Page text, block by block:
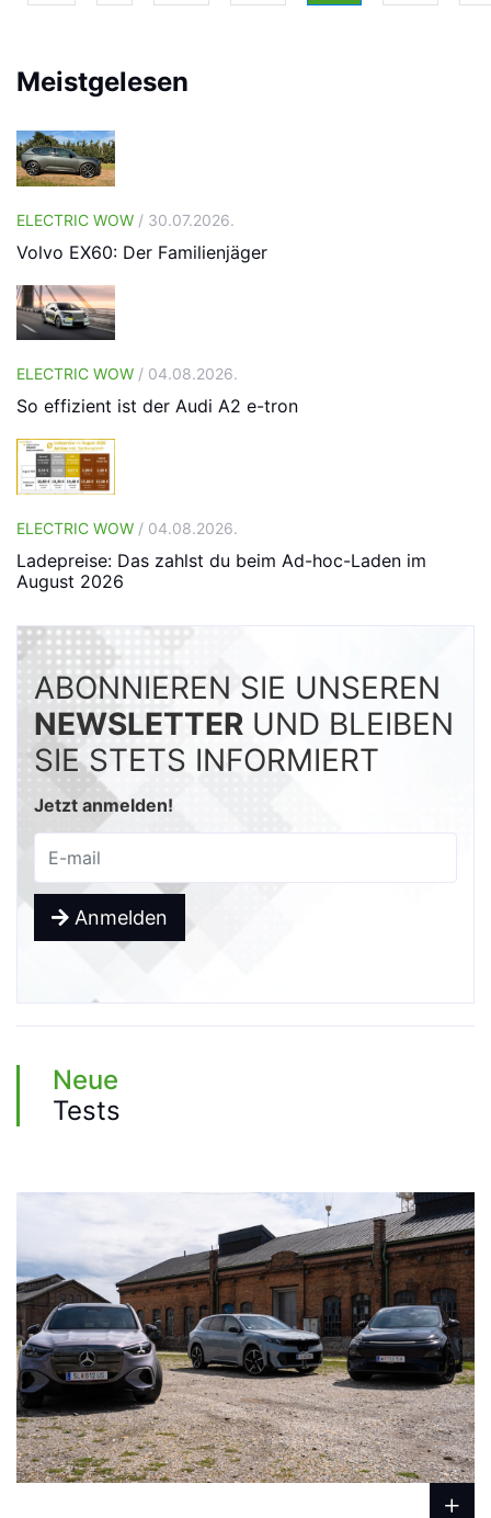
Meistgelesen
ELECTRIC WOW / 30.07.2026.
Volvo EX60: Der Familienjäger
ELECTRIC WOW / 04.08.2026.
So effizient ist der Audi A2 e-tron
ELECTRIC WOW / 04.08.2026.
Ladepreise: Das zahlst du beim Ad-hoc-Laden im
August 2026
ABONNIEREN SIE UNSEREN
NEWSLETTER UND BLEIBEN
SIE STETS INFORMIERT
Jetzt anmelden!
Anmelden
Neue
Tests